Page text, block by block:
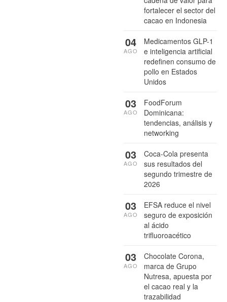
fortalecer el sector del
cacao en Indonesia
Medicamentos GLP-1
e inteligencia artificial
redefinen consumo de
pollo en Estados
Unidos
04
AGO
FoodForum
Dominicana:
tendencias, análisis y
networking
03
AGO
Coca-Cola presenta
sus resultados del
segundo trimestre de
2026
03
AGO
EFSA reduce el nivel
seguro de exposición
al ácido
trifluoroacético
03
AGO
Chocolate Corona,
marca de Grupo
Nutresa, apuesta por
el cacao real y la
trazabilidad
03
AGO